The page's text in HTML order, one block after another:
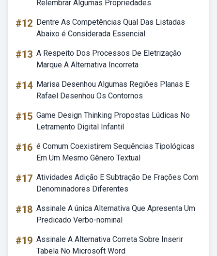
Relembrar Algumas Propriedades
#12 Dentre As Competências Qual Das Listadas
Abaixo é Considerada Essencial
#13 A Respeito Dos Processos De Eletrização
Marque A Alternativa Incorreta
#14 Marisa Desenhou Algumas Regiões Planas E
Rafael Desenhou Os Contornos
#15 Game Design Thinking Propostas Lúdicas No
Letramento Digital Infantil
#16 é Comum Coexistirem Sequências Tipológicas
Em Um Mesmo Gênero Textual
#17 Atividades Adição E Subtração De Frações Com
Denominadores Diferentes
#18 Assinale A única Alternativa Que Apresenta Um
Predicado Verbo-nominal
#19 Assinale A Alternativa Correta Sobre Inserir
Tabela No Microsoft Word